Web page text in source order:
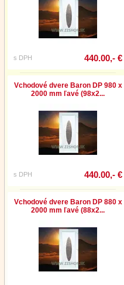
s DPH 440.00,- €
Vchodové dvere Baron DP 980 x
2000 mm ľavé (98x2...
s DPH 440.00,- €
Vchodové dvere Baron DP 880 x
2000 mm ľavé (88x2...